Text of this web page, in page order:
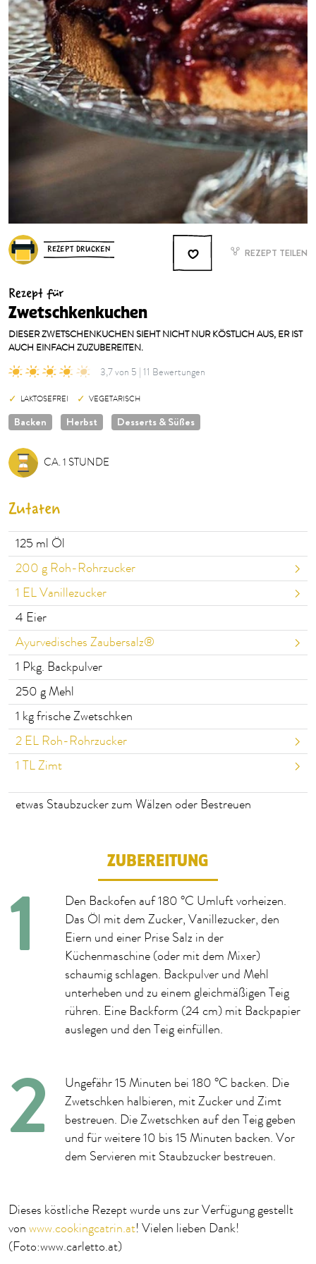
REZEPT DRUCKEN REZEPT TEILEN
Rezept für
Zwetschkenkuchen
DIESER ZWETSCHENKUCHEN SIEHT NICHT NUR KÖSTLICH AUS, ER IST
AUCH EINFACH ZUZUBEREITEN.
3,7 von 5 | 11 Bewertungen
LAKTOSEFREI VEGETARISCH
Backen Herbst Desserts & Süßes
CA. 1 STUNDE
Zutaten
125 ml Öl
200 g Roh-Rohrzucker
1 EL Vanillezucker
4 Eier
Ayurvedisches Zaubersalz®
1 Pkg. Backpulver
250 g Mehl
1 kg frische Zwetschken
2 EL Roh-Rohrzucker
1 TL Zimt
etwas Staubzucker zum Wälzen oder Bestreuen
ZUBEREITUNG
Den Backofen auf 180 °C Umluft vorheizen.
Das Öl mit dem Zucker, Vanillezucker, den
Eiern und einer Prise Salz in der
Küchenmaschine (oder mit dem Mixer)
schaumig schlagen. Backpulver und Mehl
unterheben und zu einem gleichmäßigen Teig
rühren. Eine Backform (24 cm) mit Backpapier
auslegen und den Teig einfüllen.
Ungefähr 15 Minuten bei 180 °C backen. Die
Zwetschken halbieren, mit Zucker und Zimt
bestreuen. Die Zwetschken auf den Teig geben
und für weitere 10 bis 15 Minuten backen. Vor
dem Servieren mit Staubzucker bestreuen.
Dieses köstliche Rezept wurde uns zur Verfügung gestellt
von www.cookingcatrin.at! Vielen lieben Dank!
(Foto:www.carletto.at)